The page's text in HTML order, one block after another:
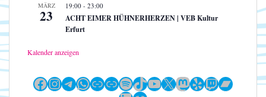
MÄRZ
23
19:00 - 23:00
ACHT EIMER HÜHNERHERZEN | VEB Kultur
Erfurt
Kalender anzeigen
Facebook
Instagram
Telegram
WhatsApp
LinkLinkSpotify
TikTok
YouTube
X Mastodon
YelpTwitch